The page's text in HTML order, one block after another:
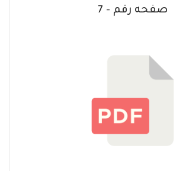
صفحه رقم - 7